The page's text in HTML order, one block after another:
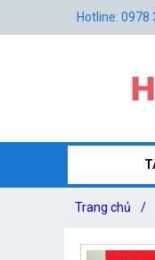
Hotline: 0978
Trang chủ /